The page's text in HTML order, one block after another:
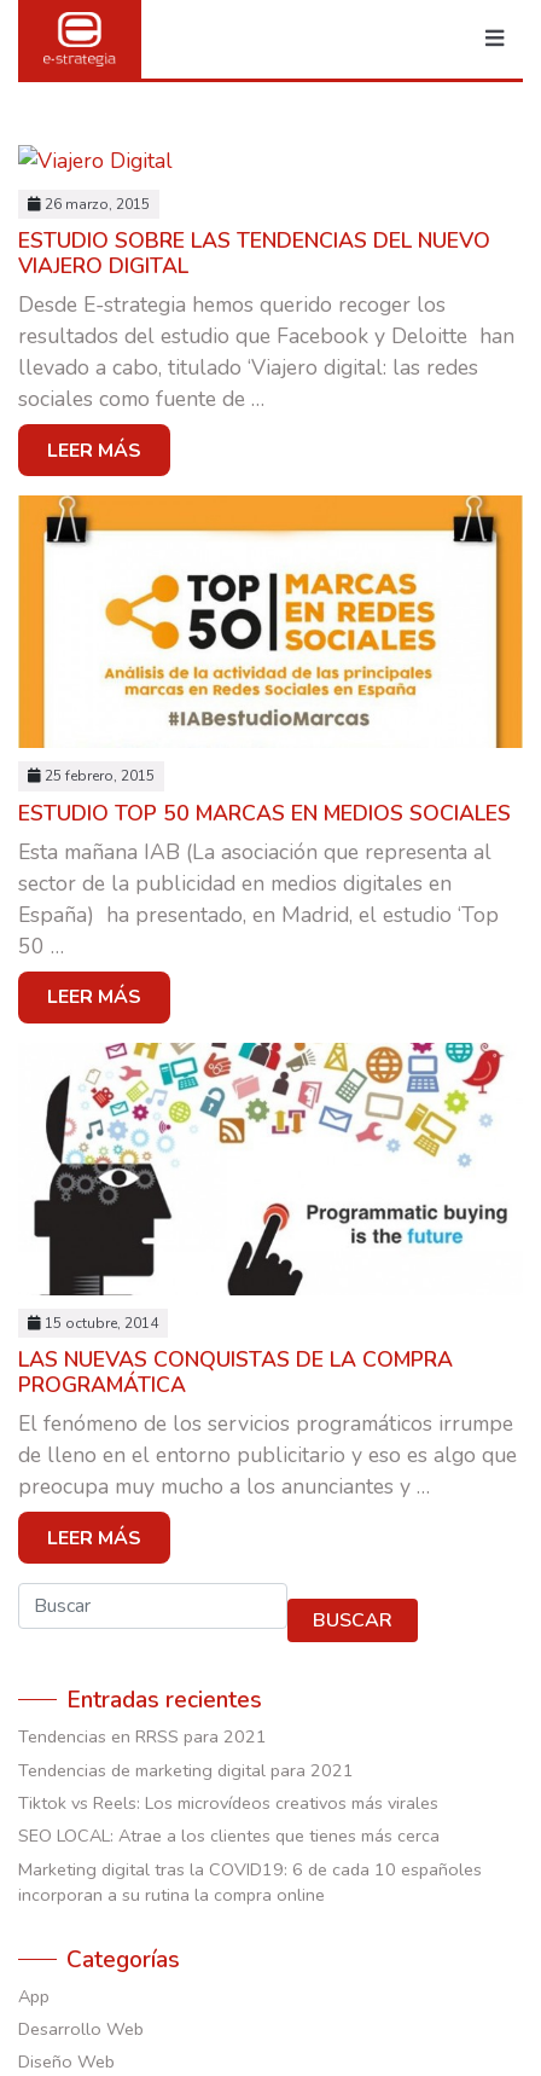
MARKETING & PUBLI
TRANSFORMACIÓN DIGITAL
CASOS DE ÉXITO
EQUIPO
E-SCUELA
BLOG
CONTACTO
26 marzo, 2015
ESTUDIO SOBRE LAS TENDENCIAS DEL NUEVO
VIAJERO DIGITAL
Desde E-strategia hemos querido recoger los
resultados del estudio que Facebook y Deloitte han
llevado a cabo, titulado ‘Viajero digital: las redes
sociales como fuente de …
LEER MÁS
25 febrero, 2015
ESTUDIO TOP 50 MARCAS EN MEDIOS SOCIALES
Esta mañana IAB (La asociación que representa al
sector de la publicidad en medios digitales en
España) ha presentado, en Madrid, el estudio ‘Top
50 …
LEER MÁS
15 octubre, 2014
LAS NUEVAS CONQUISTAS DE LA COMPRA
PROGRAMÁTICA
El fenómeno de los servicios programáticos irrumpe
de lleno en el entorno publicitario y eso es algo que
preocupa muy mucho a los anunciantes y …
LEER MÁS
Buscar
BUSCAR
Entradas recientes
Tendencias en RRSS para 2021
Tendencias de marketing digital para 2021
Tiktok vs Reels: Los microvídeos creativos más virales
SEO LOCAL: Atrae a los clientes que tienes más cerca
Marketing digital tras la COVID19: 6 de cada 10 españoles
incorporan a su rutina la compra online
Categorías
App
Desarrollo Web
Diseño Web